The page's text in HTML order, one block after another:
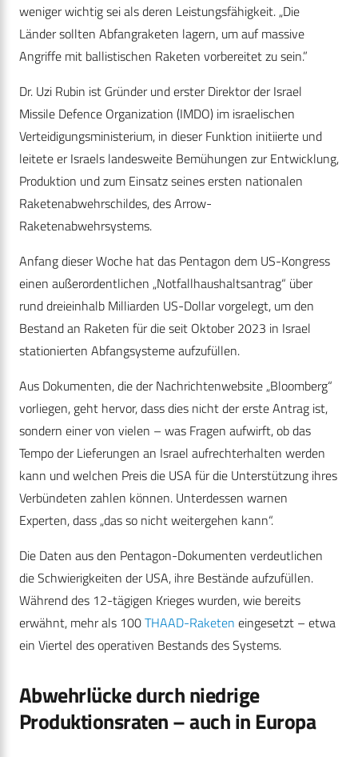
weniger wichtig sei als deren Leistungsfähigkeit. „Die
Länder sollten Abfangraketen lagern, um auf massive
Angriffe mit ballistischen Raketen vorbereitet zu sein.”
Dr. Uzi Rubin ist Gründer und erster Direktor der Israel
Missile Defence Organization (IMDO) im israelischen
Verteidigungsministerium, in dieser Funktion initiierte und
leitete er Israels landesweite Bemühungen zur Entwicklung,
Produktion und zum Einsatz seines ersten nationalen
Raketenabwehrschildes, des Arrow-
Raketenabwehrsystems.
Anfang dieser Woche hat das Pentagon dem US-Kongress
einen außerordentlichen „Notfallhaushaltsantrag“ über
rund dreieinhalb Milliarden US-Dollar vorgelegt, um den
Bestand an Raketen für die seit Oktober 2023 in Israel
stationierten Abfangsysteme aufzufüllen.
Aus Dokumenten, die der Nachrichtenwebsite „Bloomberg“
vorliegen, geht hervor, dass dies nicht der erste Antrag ist,
sondern einer von vielen – was Fragen aufwirft, ob das
Tempo der Lieferungen an Israel aufrechterhalten werden
kann und welchen Preis die USA für die Unterstützung ihres
Verbündeten zahlen können. Unterdessen warnen
Experten, dass „das so nicht weitergehen kann“.
Die Daten aus den Pentagon-Dokumenten verdeutlichen
die Schwierigkeiten der USA, ihre Bestände aufzufüllen.
Während des 12-tägigen Krieges wurden, wie bereits
erwähnt, mehr als 100THAAD-Raketen eingesetzt – etwa
ein Viertel des operativen Bestands des Systems.
Abwehrlücke durch niedrige
Produktionsraten – auch in Europa